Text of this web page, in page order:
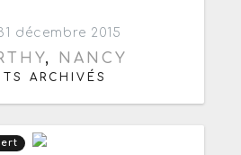
décembre 2015
, NANCY
ARCHIVÉS